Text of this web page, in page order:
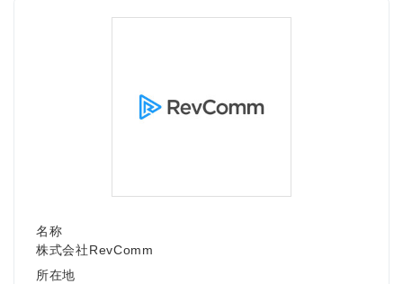
名称
株式会社RevComm
所在地